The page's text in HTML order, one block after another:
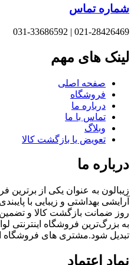
تماس
021-28426469 | 031-
های مهم
صفحه اصلی
فروشگاه
درباره ما
تماس با ما
وبلاگ
تعویض یا بازگشت کالا
ما
به عنوان یکی از برترین
ضمانت بازگشت کالا و تضمین
فروشگاه اینترنتی لوازم
شود.مشتری های فروشگاه
اعتماد